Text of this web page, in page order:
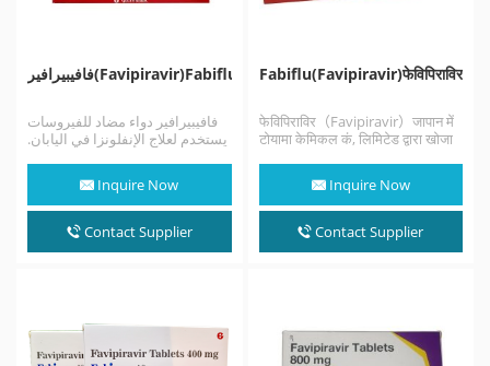
فافيبيرافير(Favipiravir)Fabiflu
فافيبيرافير دواء مضاد للفيروسات
يستخدم لعلاج الإنفلونزا في اليابان.
Inquire Now
Contact Supplier
Fabiflu(Favipiravir)फेविपिराविर
फेविपिराविर（Favipiravir）जापान में
टोयामा केमिकल कं, लिमिटेड द्वारा खोजा
Inquire Now
Contact Supplier